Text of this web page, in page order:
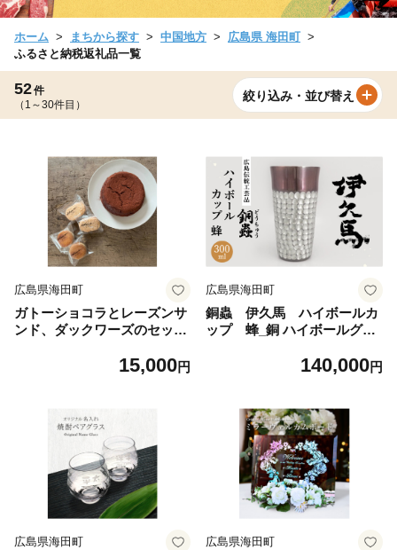
ホーム まちから探す 中国地方
広島県 海田町
ふるさと納税返礼品一覧
52件
（1～30件目）
絞り込み・並び替え
広島県海田町
ガトーショコラとレーズンサ
ンド、ダックワーズのセット
15,000円
広島県海田町
銅蟲 伊久馬 ハイボールカ
ップ 蜂_銅 ハイボールグラ
ー 焼酎 冷感 泡立ち 職人 伝
140,000円
広島県海田町 広島県海田町